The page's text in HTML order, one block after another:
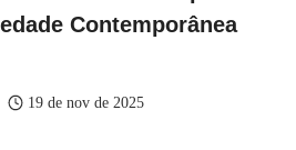
Contemporânea
19 de nov de 2025